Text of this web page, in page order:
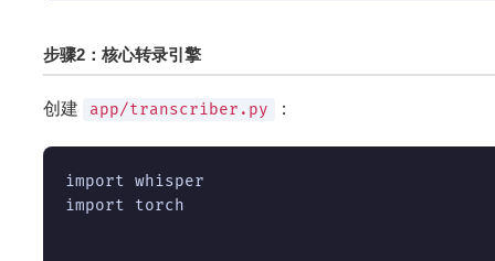
步骤2：核心转录引擎
创建 app/transcriber.py ：
import torch